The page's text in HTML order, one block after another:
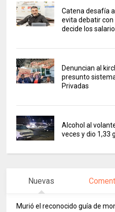
Catena desafía
evita debatir con
decide los
Denuncian al
presunto
Privadas
Alcohol al
veces y dio 1,33
Nuevas
Murió el reconocido guía de